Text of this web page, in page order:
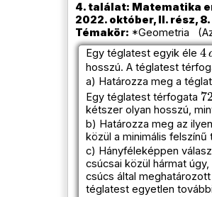
4. találat: Matematika
2022. október, II. rész,
Témakör: *Geometria
Egy téglatest egyik éle
4
hosszú. A téglatest
a) Határozza meg a
Egy téglatest térfogata
kétszer olyan hosszú,
b) Határozza meg az
közül a minimális
c) Hányféleképpen
csúcsai közül hármat
csúcs által
téglatest egyetlen